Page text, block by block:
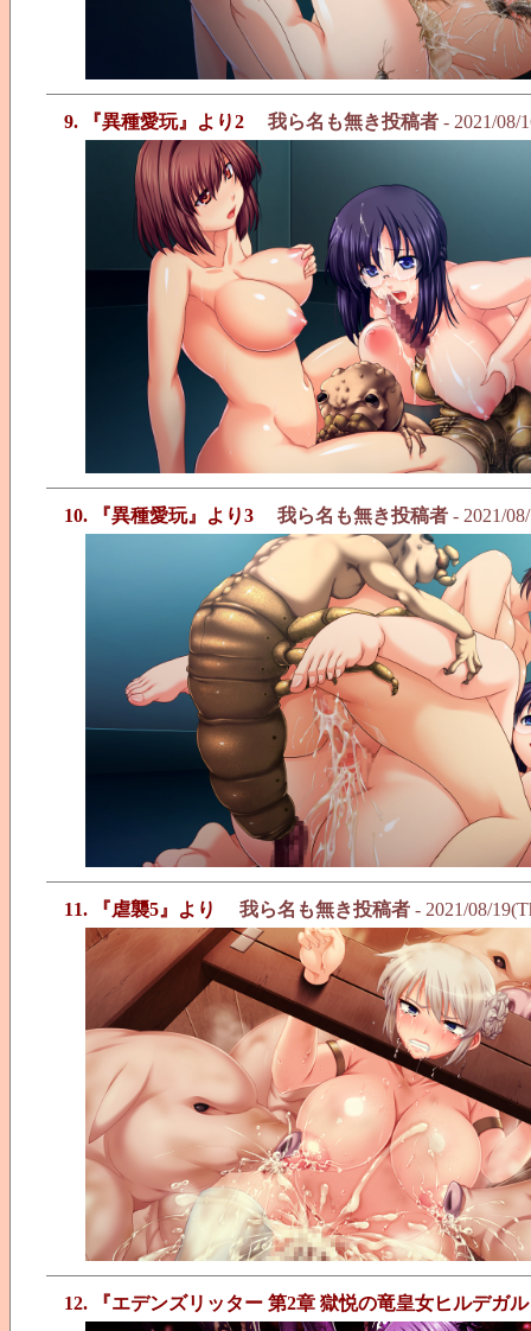
9. 『異種愛玩』より2 我ら名も無き投稿者 - 2021/08/
10. 『異種愛玩』より3 我ら名も無き投稿者 - 2021/
11. 『虐襲5』より 我ら名も無き投稿者 - 2021/08/
12. 『エデンズリッター 第2章 獄悦の竜皇女ヒルデガ